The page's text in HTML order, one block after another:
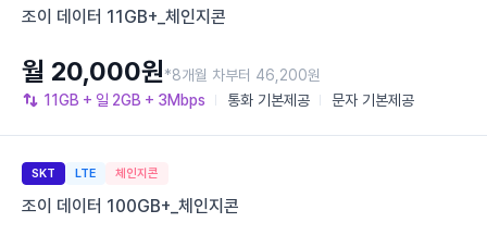
조이 데이터 11GB+_체인지콘
11GB + 일 2GB + 3Mbps 통화 기본제공 문자 기본제공
월 20,000원*8개월 차부터 46,200원
SKT LTE 체인지콘
조이 데이터 100GB+_체인지콘